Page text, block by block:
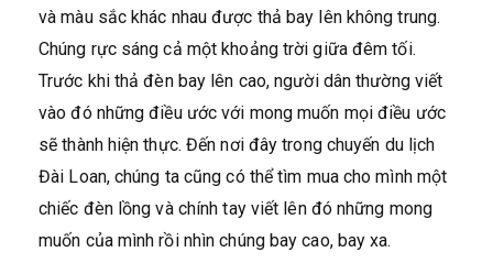
và màu sắc khác nhau được thả bay lên không trung.
Chúng rực sáng cả một khoảng trời giữa đêm tối.
Trước khi thả đèn bay lên cao, người dân thường viết
vào đó những điều ước với mong muốn mọi điều ước
sẽ thành hiện thực. Đến nơi đây trong chuyến du lịch
Đài Loan, chúng ta cũng có thể tìm mua cho mình một
chiếc đèn lồng và chính tay viết lên đó những mong
muốn của mình rồi nhìn chúng bay cao, bay xa.